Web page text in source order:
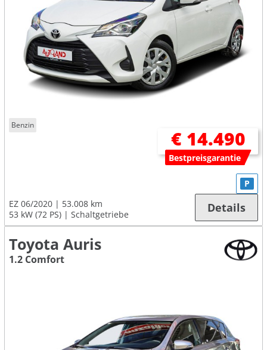
Benzin
€ 14.490
Bestpreisgarantie
EZ 06/2020
53.008 km
53 kW (72 PS)
Schaltgetriebe
P
Details
Toyota Auris
1.2 Comfort